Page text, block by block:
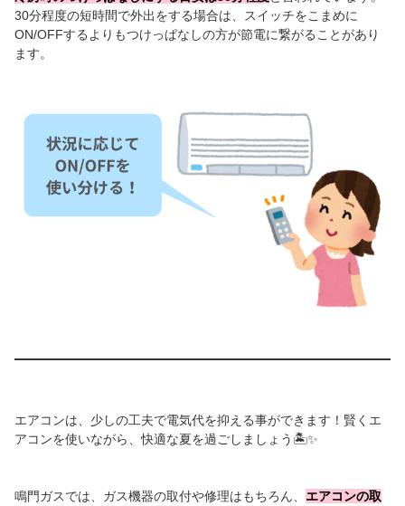
30分程度の短時間で外出をする場合は、スイッチをこまめに
ON/OFFするよりもつけっぱなしの方が節電に繋がることがあり
ます。
エアコンは、少しの工夫で電気代を抑える事ができます！賢くエ
アコンを使いながら、快適な夏を過ごしましょう🏝️✨
鳴門ガスでは、ガス機器の取付や修理はもちろん、 エアコンの取